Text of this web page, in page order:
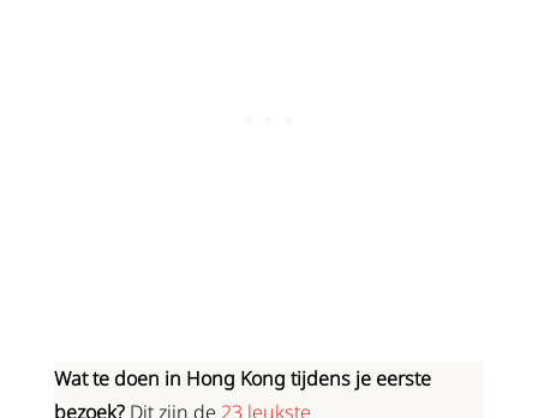
Wat te doen in Hong Kong tijdens je eerste
bezoek?Dit zijn de 23 leukste